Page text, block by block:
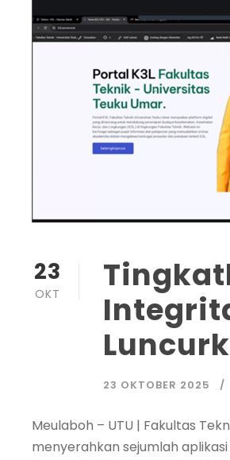
23
OKT
23 OKTOBER 2025
Meulaboh – UTU | Fakultas
menyerahkan sejumlah